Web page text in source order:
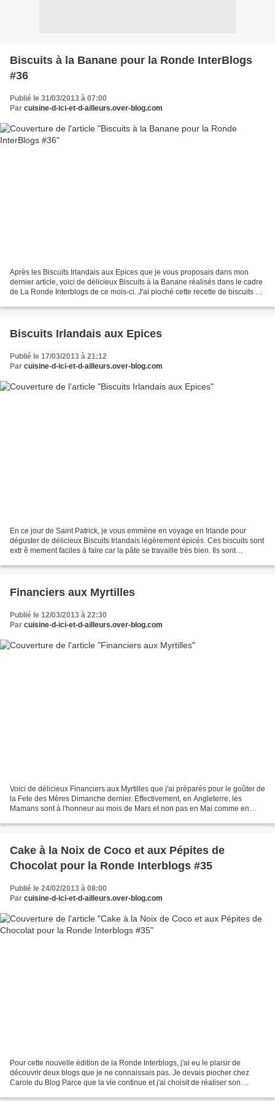
Biscuits à la Banane pour la Ronde InterBlogs
#36
Publié le 31/03/2013 à 07:00
Par cuisine-d-ici-et-d-ailleurs.over-blog.com
Après les Biscuits Irlandais aux Epices que je vous proposais dans mon
dernier article, voici de délicieux Biscuits à la Banane réalisés dans le cadre
de La Ronde Interblogs de ce mois-ci. J'ai pioché cette recette de biscuits à
Biscuits Irlandais aux Epices
Publié le 17/03/2013 à 21:12
Par cuisine-d-ici-et-d-ailleurs.over-blog.com
En ce jour de Saint Patrick, je vous emmène en voyage en Irlande pour
déguster de délicieux Biscuits Irlandais légèrement épicés. Ces biscuits sont
extr ê mement faciles à faire car la pâte se travaille très bien. Ils sont
Financiers aux Myrtilles
Publié le 12/03/2013 à 22:30
Par cuisine-d-ici-et-d-ailleurs.over-blog.com
Voici de délicieux Financiers aux Myrtilles que j'ai préparés pour le goûter de
la Fete des Mères Dimanche dernier. Effectivement, en Angleterre, les
Mamans sont à l'honneur au mois de Mars et non pas en Mai comme en
Cake à la Noix de Coco et aux Pépites de
Chocolat pour la Ronde Interblogs #35
Publié le 24/02/2013 à 08:00
Par cuisine-d-ici-et-d-ailleurs.over-blog.com
Pour cette nouvelle édition de la Ronde Interblogs, j'ai eu le plaisir de
découvrir deux blogs que je ne connaissais pas. Je devais piocher chez
Carole du Blog Parce que la vie continue et j'ai choisit de réaliser son